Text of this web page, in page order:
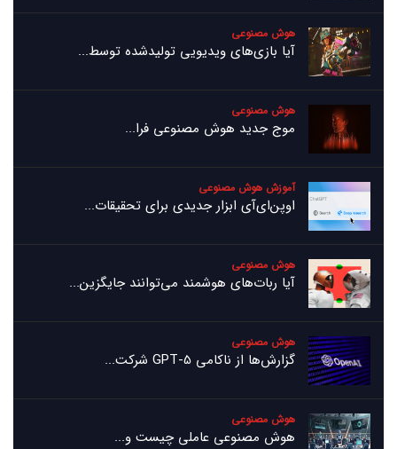
هوش مصنوعی
آیا بازی‌های ویدیویی تولیدشده توسط...
هوش مصنوعی
موج جدید هوش مصنوعی فرا...
آموزش هوش مصنوعی
اوپن‌ای‌آی ابزار جدیدی برای تحقیقات...
هوش مصنوعی
آیا ربات‌های هوشمند می‌توانند جایگزین...
هوش مصنوعی
گزارش‌ها از ناکامی GPT-5 شرکت...
هوش مصنوعی
هوش مصنوعی عاملی چیست و...